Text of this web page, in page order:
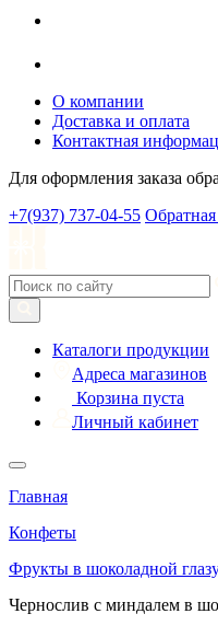
О компании
Доставка и оплата
Контактная
Для оформления заказа
+7(937) 737-04-55 Обратная
Каталоги продукции
Адреса магазинов
Корзина пуста
Личный кабинет
Главная
Конфеты
Фрукты в шоколадной
Чернослив с миндалем в